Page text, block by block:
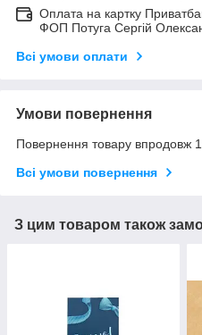
Оплата на картку
ФОП Потуга Сергій
Всі умови оплати
Умови повернення
Повернення товару впродовж
Всі умови повернення
З цим товаром також